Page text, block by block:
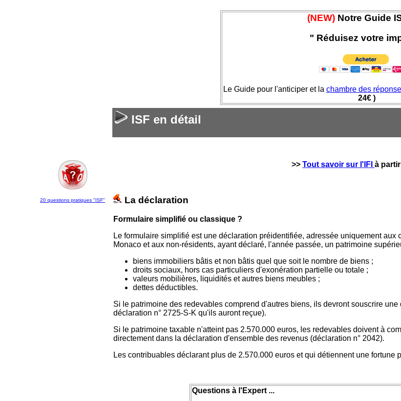
20 questions pratiques "ISF"
(NEW) Notre Guide
" Réduisez votre
Le Guide pour l'anticiper et la chambre des
24€ )
ISF en détail
>> Tout savoir sur l'IFI à
La déclaration
Formulaire simplifié ou classique ?
Le formulaire simplifié est une déclaration préidentifiée, adressée uniquement
Monaco et aux non-résidents, ayant déclaré, l'année passée, un patrimoine
biens immobiliers bâtis et non bâtis quel que soit le nombre de biens ;
droits sociaux, hors cas particuliers d'exonération partielle ou totale ;
valeurs mobilières, liquidités et autres biens meubles ;
dettes déductibles.
Si le patrimoine des redevables comprend d'autres biens, ils devront souscrire
déclaration n° 2725-S-K qu'ils auront reçue).
Si le patrimoine taxable n'atteint pas 2.570.000 euros, les redevables doivent à
directement dans la déclaration d'ensemble des revenus (déclaration n° 2042).
Les contribuables déclarant plus de 2.570.000 euros et qui détiennent une
Questions à l'Expert ...